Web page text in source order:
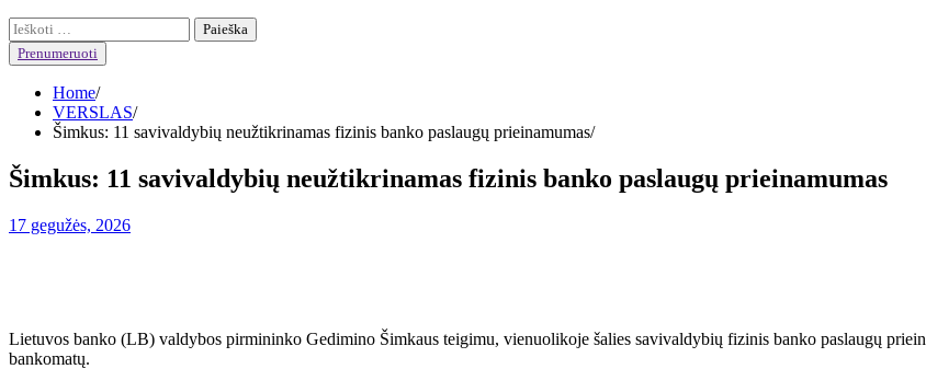
Ieškoti:
Prenumeruoti
Home
VERSLAS
Šimkus: 11 savivaldybių neužtikrinamas fizinis banko paslaugų prieinamumas
Šimkus: 11 savivaldybių neužtikrinamas fizinis banko paslaugų prieinamumas
17 gegužės, 2026
Lietuvos banko (LB) valdybos pirmininko Gedimino Šimkaus teigimu, vienuolikoje šalies savivaldybių fizinis banko paslaugų
bankomatų.